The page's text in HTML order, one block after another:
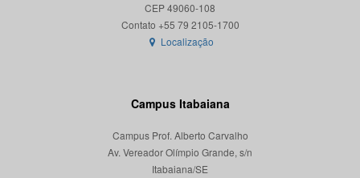
CEP 49060-108
Localização
Campus Itabaiana
Campus Prof. Alberto Carvalho
Av. Vereador Olímpio Grande, s/n
Itabaiana/SE